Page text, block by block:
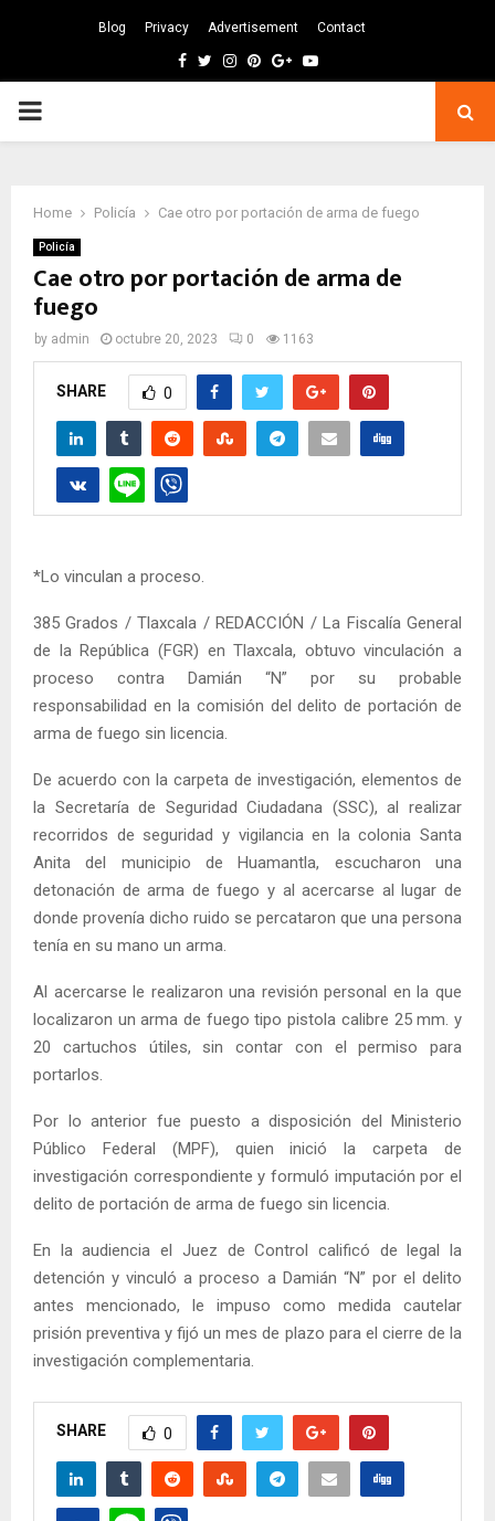
Blog Privacy Advertisement Contact
Facebook
TwitterInstagram
Pinterest
GoogleYoutube
PRIMARY
Home Policía Cae otro por portación de arma de fuego
Policía
Cae otro por portación de arma de
fuego
by admin octubre 20, 2023 0 1163
SHARE 0
*Lo vinculan a proceso.
385 Grados / Tlaxcala / REDACCIÓN / La Fiscalía General
de la República (FGR) en Tlaxcala, obtuvo vinculación a
proceso contra Damián “N” por su probable
responsabilidad en la comisión del delito de portación de
arma de fuego sin licencia.
De acuerdo con la carpeta de investigación, elementos de
la Secretaría de Seguridad Ciudadana (SSC), al realizar
recorridos de seguridad y vigilancia en la colonia Santa
Anita del municipio de Huamantla, escucharon una
detonación de arma de fuego y al acercarse al lugar de
donde provenía dicho ruido se percataron que una persona
tenía en su mano un arma.
Al acercarse le realizaron una revisión personal en la que
localizaron un arma de fuego tipo pistola calibre 25 mm. y
20 cartuchos útiles, sin contar con el permiso para
portarlos.
Por lo anterior fue puesto a disposición del Ministerio
Público Federal (MPF), quien inició la carpeta de
investigación correspondiente y formuló imputación por el
delito de portación de arma de fuego sin licencia.
En la audiencia el Juez de Control calificó de legal la
detención y vinculó a proceso a Damián “N” por el delito
antes mencionado, le impuso como medida cautelar
prisión preventiva y fijó un mes de plazo para el cierre de la
investigación complementaria.
SHARE 0